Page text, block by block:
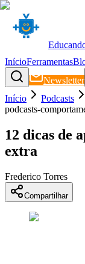
InícioFerramentas
Newsletter
Início
Podcasts
podcasts-
12 dicas de
extra
Frederico Torres
Compartilhar